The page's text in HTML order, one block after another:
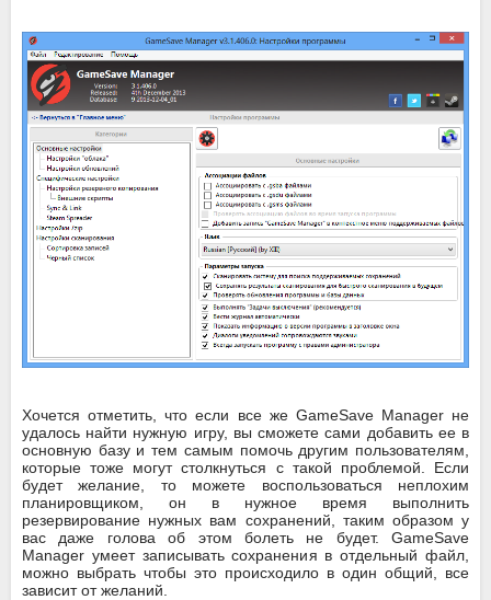
Хочется отметить, что если все же GameSave Manager не
удалось найти нужную игру, вы сможете сами добавить ее в
основную базу и тем самым помочь другим пользователям,
которые тоже могут столкнуться с такой проблемой. Если
будет желание, то можете воспользоваться неплохим
планировщиком, он в нужное время выполнить
резервирование нужных вам сохранений, таким образом у
вас даже голова об этом болеть не будет. GameSave
Manager умеет записывать сохранения в отдельный файл,
можно выбрать чтобы это происходило в один общий, все
зависит от желаний.